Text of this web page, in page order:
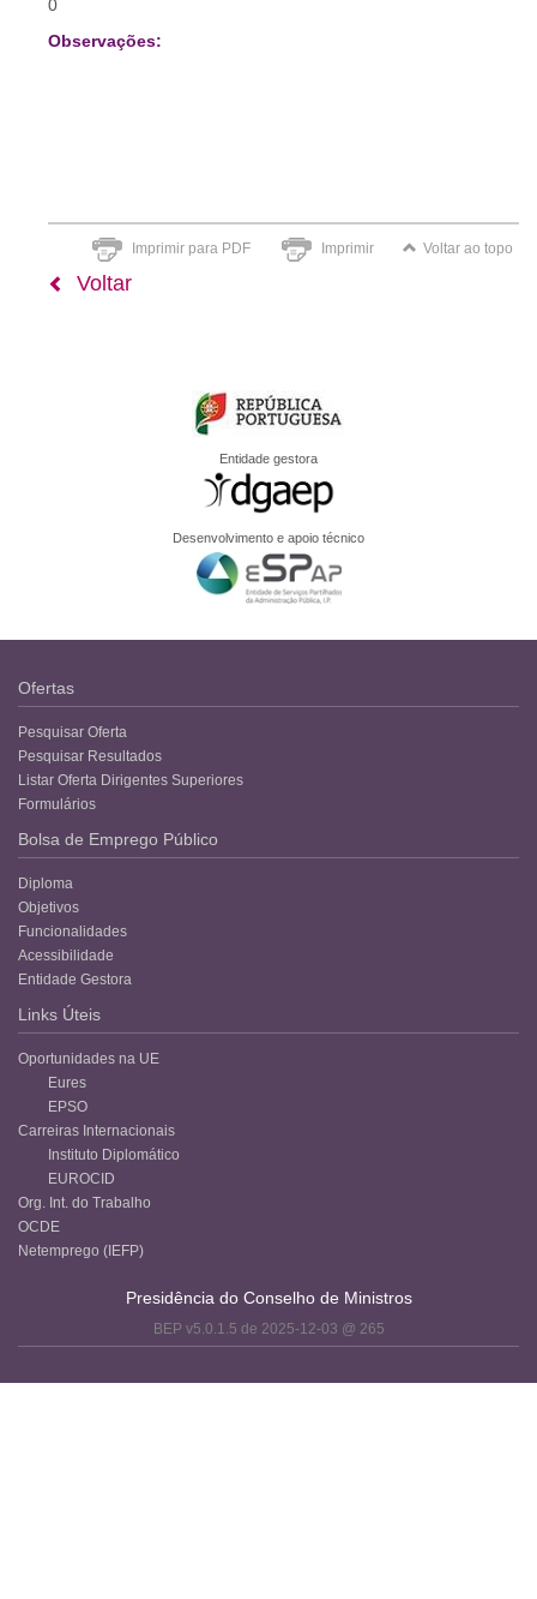
0
Observações:
Imprimir para PDF Imprimir Voltar ao topo
Voltar
Entidade gestora
Desenvolvimento e apoio técnico
Ofertas
Pesquisar Oferta
Pesquisar Resultados
Listar Oferta Dirigentes Superiores
Formulários
Bolsa de Emprego Público
Diploma
Objetivos
Funcionalidades
Acessibilidade
Entidade Gestora
Links Úteis
Oportunidades na UE
Eures
EPSO
Carreiras Internacionais
Instituto Diplomático
EUROCID
Org. Int. do Trabalho
OCDE
Netemprego (IEFP)
Presidência do Conselho de Ministros
BEP v5.0.1.5 de 2025-12-03 @ 265